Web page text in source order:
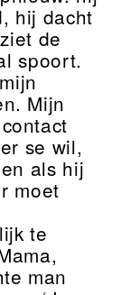
hij dacht
de
spoort.
Mijn
se wil,
als hij
moet
te
man